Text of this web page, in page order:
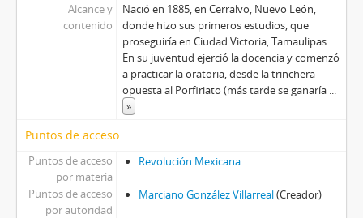
Alcance y
contenido
Nació en 1885, en Cerralvo, Nuevo León,
donde hizo sus primeros estudios, que
proseguiría en Ciudad Victoria, Tamaulipas.
En su juventud ejerció la docencia y comenzó
a practicar la oratoria, desde la trinchera
opuesta al Porfiriato (más tarde se ganaría ...
»
Puntos de acceso
Puntos de acceso
por materia
Revolución Mexicana
Puntos de acceso
por autoridad
Marciano González Villarreal(Creador)